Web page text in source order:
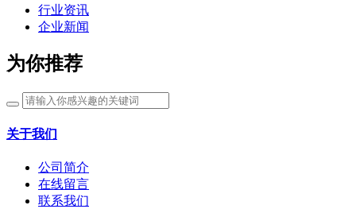
行业资讯
企业新闻
为你推荐
关于我们
公司简介
在线留言
联系我们